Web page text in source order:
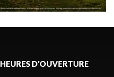
HEURES D'OUVERTURE